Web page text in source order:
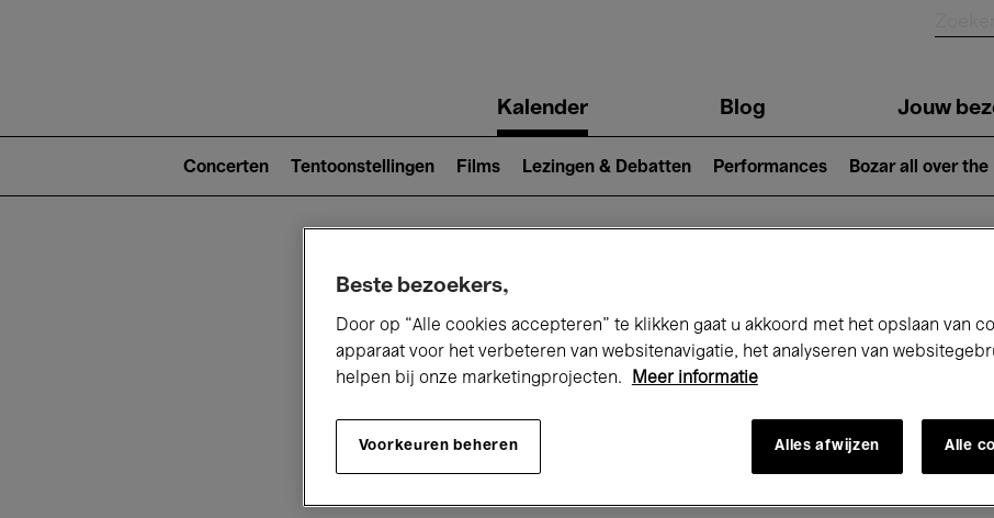
navigationKalender Blog Jouw
2)
Concerten Tentoonstellingen Films Lezingen & Debatten Performances Bozar all over the
Nu bij Bozar
Vrijdag 15 - Zaterdag 23 Mei 2026
Beste bezoekers,
Door op “Alle cookies accepteren” te klikken gaat u akkoord met het opslaan van
apparaat voor het verbeteren van websitenavigatie, het analyseren van
helpen bij onze marketingprojecten.
Meer informatie
Voorkeuren beheren Alles afwijzen Alle